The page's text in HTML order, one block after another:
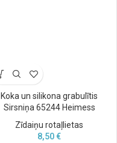
Koka un silikona grabulītis
Sirsniņa 65244 Heimess
Zīdaiņu rotaļlietas
8,50€